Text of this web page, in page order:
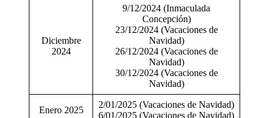
Diciembre
2024
9/12/2024 (Inmaculada
Concepción)
23/12/2024 (Vacaciones de
Navidad)
26/12/2024 (Vacaciones de
Navidad)
30/12/2024 (Vacaciones de
Navidad)
Enero 2025
2/01/2025 (Vacaciones de Navidad)
6/01/2025 (Vacaciones de Navidad)